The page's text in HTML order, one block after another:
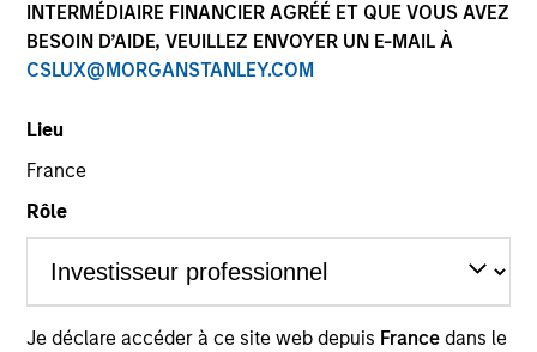
INTERMÉDIAIRE FINANCIER AGRÉÉ ET QUE VOUS AVEZ
BESOIN D’AIDE, VEUILLEZ ENVOYER UN E-MAIL À
CSLUX@MORGANSTANLEY.COM
Lieu
France
Rôle
Je déclare accéder à ce site web depuis France dans le
Quick Facts
Benchmark
MSCI All Country World ex USA Index
Former Benchmark
MSCI EAFE Index
Insights